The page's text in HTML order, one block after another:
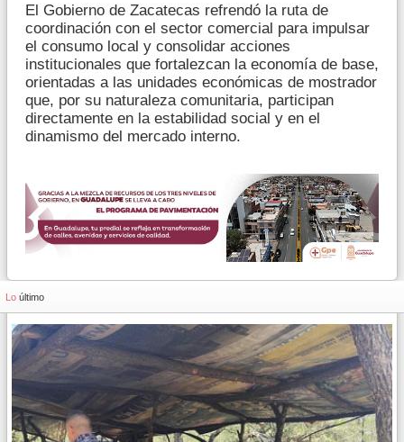
El Gobierno de Zacatecas refrendó la ruta de
coordinación con el sector comercial para impulsar
el consumo local y consolidar acciones
institucionales que fortalezcan la economía de base,
orientadas a las unidades económicas de mostrador
que, por su naturaleza comunitaria, participan
directamente en la estabilidad social y en el
dinamismo del mercado interno.
Lo último